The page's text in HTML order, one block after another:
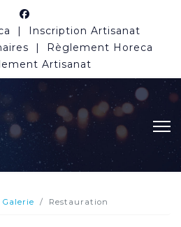
Inscription Artisanat
Règlement Horeca
Artisanat
Galerie Restauration